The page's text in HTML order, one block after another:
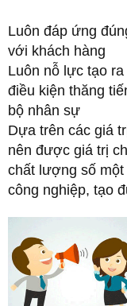
Luôn đáp ứng
với khách hàng
Luôn nỗ lực tạo
điều kiện thăng
bộ nhân sự
Dựa trên các giá
nên được giá trị
chất lượng số
công nghiệp, tạo